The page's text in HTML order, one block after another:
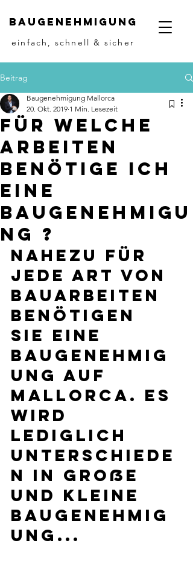
Baugenehmigung
einfach, schnell & sicher
Beitrag
Für welche
Arbeiten
benötige ich
eine
Baugenehmigu
ng ?
Baugenehmigung Mallorca
20. Okt. 2019 1 Min. Lesezeit
Nahezu für
jede Art von
Bauarbeiten
benötigen
Sie eine
Baugenehmig
ung auf
Mallorca. Es
wird
lediglich
unterschiede
n in Große
und Kleine
Baugenehmig
ung...